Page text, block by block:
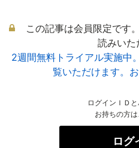
この記事は会員限定です
読みいた
2週間無料トライアル実施中
覧いただけます。
ログインＩＤ
お持ちの方
ログ